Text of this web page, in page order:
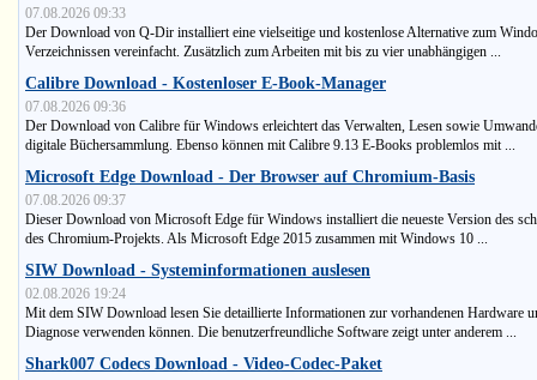
07.08.2026 09:33
Der Download von Q-Dir installiert eine vielseitige und kostenlose Alternative zum
Verzeichnissen vereinfacht. Zusätzlich zum Arbeiten mit bis zu vier unabhängigen ...
Calibre Download - Kostenloser E-Book-Manager
07.08.2026 09:36
Der Download von Calibre für Windows erleichtert das Verwalten, Lesen sowie
digitale Büchersammlung. Ebenso können mit Calibre 9.13 E-Books problemlos mit ...
Microsoft Edge Download - Der Browser auf Chromium-Basis
07.08.2026 09:37
Dieser Download von Microsoft Edge für Windows installiert die neueste Version des
des Chromium-Projekts. Als Microsoft Edge 2015 zusammen mit Windows 10 ...
SIW Download - Systeminformationen auslesen
02.08.2026 19:24
Mit dem SIW Download lesen Sie detaillierte Informationen zur vorhandenen Hardware
Diagnose verwenden können. Die benutzerfreundliche Software zeigt unter anderem ...
Shark007 Codecs Download - Video-Codec-Paket